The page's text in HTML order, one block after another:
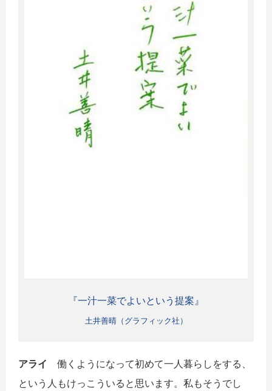
『一汁一菜でよいという提案』
土井善晴（グラフィック社）
アライ 働くようになって初めて一人暮らしをする、
という人もけっこういると思います。私もそうでし